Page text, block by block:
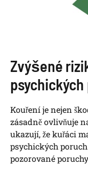
Zvýšené
Kouření je nejen
zásadně ovlivňuje
ukazují, že kuřáci
psychických
pozorované